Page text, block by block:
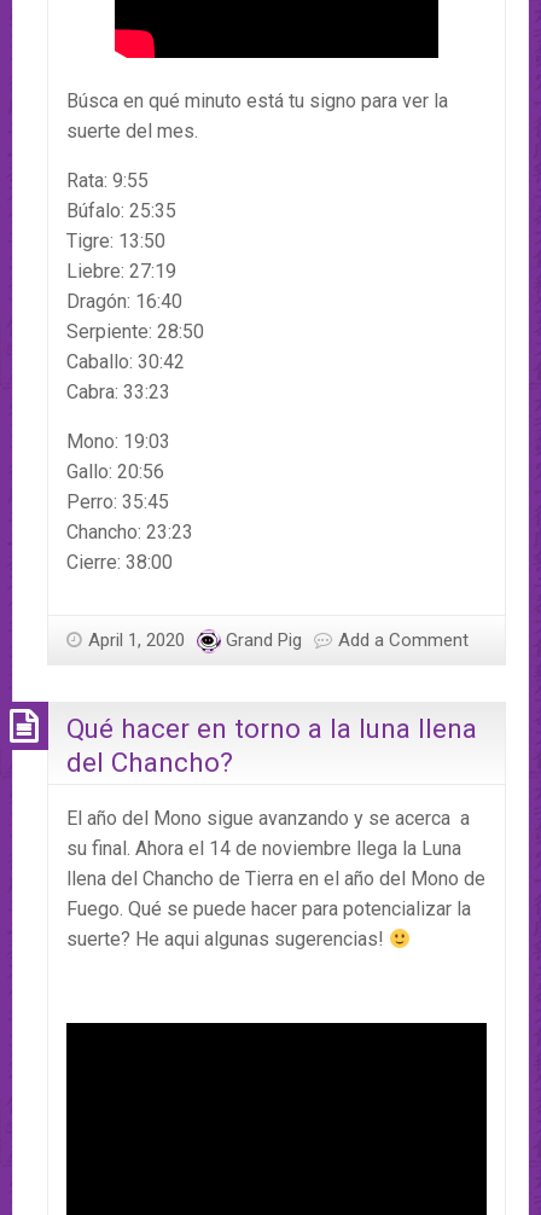
Búsca en qué minuto está tu signo para ver la
suerte del mes.
Rata: 9:55
Búfalo: 25:35
Tigre: 13:50
Liebre: 27:19
Dragón: 16:40
Serpiente: 28:50
Caballo: 30:42
Cabra: 33:23
Mono: 19:03
Gallo: 20:56
Perro: 35:45
Chancho: 23:23
Cierre: 38:00
April 1, 2020 Grand Pig Add a Comment
Qué hacer en torno a la luna llena
del Chancho?
El año del Mono sigue avanzando y se acerca a
su final. Ahora el 14 de noviembre llega la Luna
llena del Chancho de Tierra en el año del Mono de
Fuego. Qué se puede hacer para potencializar la
suerte? He aqui algunas sugerencias!